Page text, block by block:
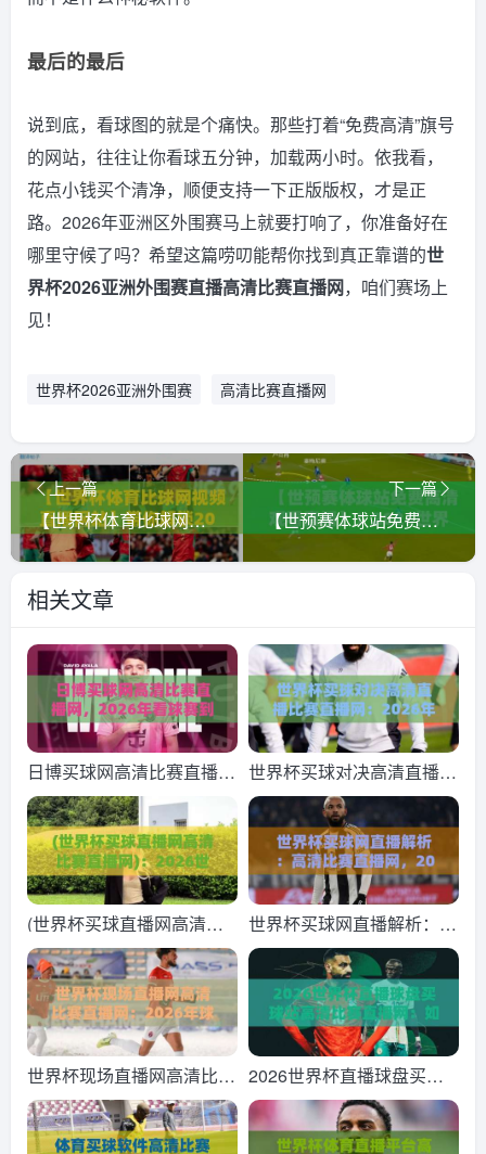
最后的最后
说到底，看球图的就是个痛快。那些打着“免费高清”旗号
的网站，往往让你看球五分钟，加载两小时。依我看，
花点小钱买个清净，顺便支持一下正版版权，才是正
路。2026年亚洲区外围赛马上就要打响了，你准备好在
哪里守候了吗？希望这篇唠叨能帮你找到真正靠谱的世
界杯2026亚洲外围赛直播高清比赛直播网，咱们赛场上
见！
世界杯2026亚洲外围赛 高清比赛直播网
上一篇
【世界杯体育比球网视频直播网站】带你解锁2026年世界杯最佳观赛姿势
下一篇
【世预赛体球站免费高清观看直播】！2026世界杯亚洲区预选赛观赛指南与避坑攻略
相关文章
日博买球网高清比赛直播
网，2026年看球赛到底该
怎么选？
世界杯买球对决高清直播比
赛直播网：2026年球迷必
看的终极观赛指南！
(世界杯买球直播网高清比
赛直播网)：2026世界杯观
赛必备，这些高清直播渠道
你知道吗？
世界杯买球网直播解析：高
清比赛直播网，2026看球
新姿势
世界杯现场直播网高清比赛
直播网：2026年球迷必收
藏的高清观赛指南（世界杯
2026世界杯直播球盘买球
站高清比赛直播网：如何分
辨真假高清源？